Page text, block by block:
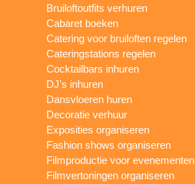
Bruiloftoutfits verhuren
Cabaret boeken
Catering voor bruiloften regelen
Cateringstations regelen
Cocktailbars inhuren
DJ's inhuren
Dansvloeren huren
Decoratie verhuur
Exposities organiseren
Fashion shows organiseren
Filmproductie voor evenementen
Filmvertoningen organiseren